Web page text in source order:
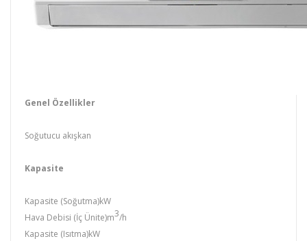
Genel Özellikler
Soğutucu akışkan
Kapasite
Kapasite (Soğutma)kW
Hava Debisi (İç Ünite)m3/h
Kapasite (Isıtma)kW